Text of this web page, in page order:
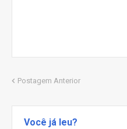
Postagem Anterior
Você já leu?